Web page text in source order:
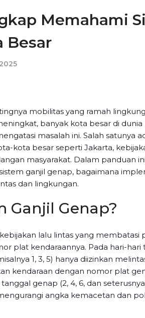
Memahami
Besar
mobilitas yang ramah
banyak kota besar di
masalah ini. Salah satunya
kota besar seperti Jakarta,
masyarakat. Dalam panduan
ganjil genap, bagaimana
dan lingkungan.
Ganjil Genap?
lalu lintas yang membatasi
plat kendaraannya. Pada hari-hari
1, 3, 5) hanya diizinkan
kendaraan dengan nomor plat
genap (2, 4, 6, dan
angka kemacetan dan